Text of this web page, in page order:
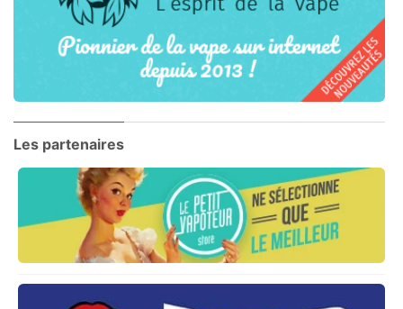
Les partenaires